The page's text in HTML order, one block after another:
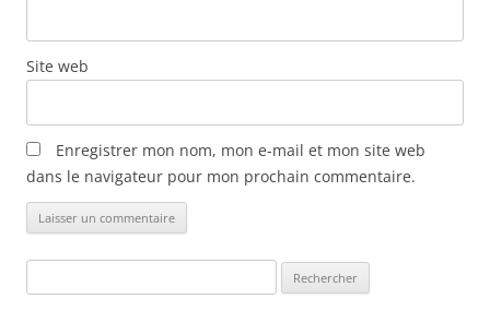
Site web
Enregistrer mon nom, mon e-mail et mon site web
dans le navigateur pour mon prochain commentaire.